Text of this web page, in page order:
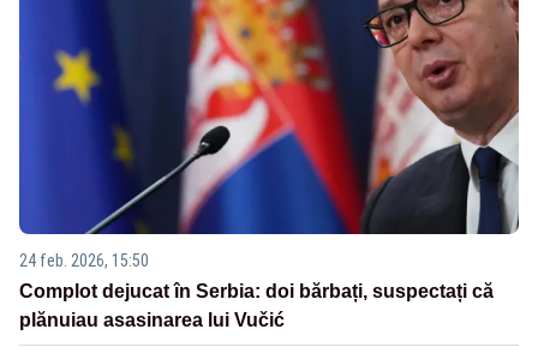
24 feb. 2026, 15:50
Complot dejucat în Serbia: doi bărbați, suspectați că
plănuiau asasinarea lui Vučić